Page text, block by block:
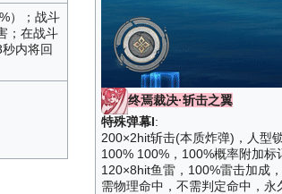
）；战斗
；在战斗
内将回
终焉裁决·斩击之翼
特殊弹幕I:
200×2hit斩击(本质炸弹)，人型
100% 100%，100%概率附加
120×8hit鱼雷，100%雷击加成
需物理命中，不需判定命中，永